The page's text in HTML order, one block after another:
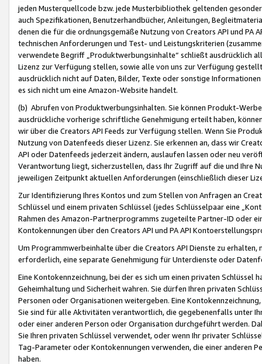
jeden Musterquellcode bzw. jede Musterbibliothek geltenden
auch Spezifikationen, Benutzerhandbücher, Anleitungen,
denen die für die ordnungsgemäße Nutzung von Creators API und PA
technischen Anforderungen und Test- und Leistungskriterien
verwendete Begriff „Produktwerbungsinhalte“ schließt ausdrücklich
Lizenz zur Verfügung stellen, sowie alle von uns zur Verfügung
ausdrücklich nicht auf Daten, Bilder, Texte oder sonstige
es sich nicht um eine Amazon-Website handelt.
(b) Abrufen von Produktwerbungsinhalten. Sie können Produkt-
ausdrückliche vorherige schriftliche Genehmigung erteilt haben,
wir über die Creators API Feeds zur Verfügung stellen. Wenn Sie
Nutzung von Datenfeeds dieser Lizenz. Sie erkennen an, dass wir
API oder Datenfeeds jederzeit ändern, auslaufen lassen oder neu
Verantwortung liegt, sicherzustellen, dass Ihr Zugriff auf die und Ihre
jeweiligen Zeitpunkt aktuellen Anforderungen (einschließlich dieser
Zur Identifizierung Ihres Kontos und zum Stellen von Anfragen an
Schlüssel und einem privaten Schlüssel (jedes Schlüsselpaar eine
Rahmen des Amazon-Partnerprogramms zugeteilte Partner-ID oder
Kontokennungen über den Creators API und PA API
Um Programmwerbeinhalte über die Creators API Dienste zu
erforderlich, eine separate Genehmigung für Unterdienste oder
Eine Kontokennzeichnung, bei der es sich um einen privaten
Geheimhaltung und Sicherheit wahren. Sie dürfen Ihren privaten
Personen oder Organisationen weitergeben. Eine
Sie sind für alle Aktivitäten verantwortlich, die gegebenenfalls unter
oder einer anderen Person oder Organisation durchgeführt werden.
Sie Ihren privaten Schlüssel verwendet, oder wenn Ihr privater
Tag-Parameter oder Kontokennungen verwenden, die einer anderen
haben.